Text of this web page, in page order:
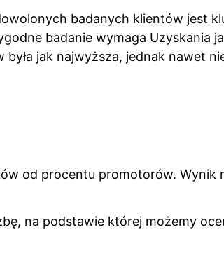
badanych klientów jest
badanie wymaga Uzyskania
jak najwyższa, jednak nawet
od procentu promotorów. Wynik
na podstawie której możemy